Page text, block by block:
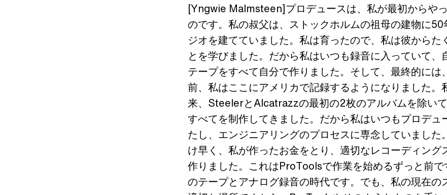
[Yngwie Malmsteen]プロデュースは、私が最初からや
のです。私の叔父は、ストックホルムの祖母の建物に50
ジオを建てていました。私は育ったので、私は彼からた
とを学びました。だから私はいつも録音に入っていて、
テープをすべて自分で作りました。そして、最終的には
前、私はここにアメリカで記録するようになりました。
来、SteelerとAlcatrazzの最初の2枚のアルバムを除い
すべてを制作してきました。だから私はいつもプロデュ
たし、エンジニアリングのプロセスに専念していました
け早く、私が作ったお金をとり、適切なレコーディング
作りました。これはProToolsで作業を始めるずっと前
のテープとアナログ録音の時代です。でも、私の現在の